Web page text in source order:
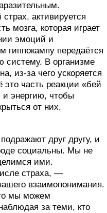
активируется
мозга, которая играет
эмоций и
гиппокампу передаётся
систему. В организме
из-за чего ускоряется
часть реакции «бей
и энергию, чтобы
от них.
друг другу, и
социальны. Мы не
ими.
страха, —
взаимопонимания.
мы можем
за теми, кто